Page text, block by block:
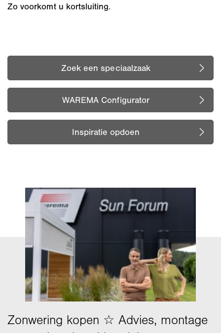
Zo voorkomt u kortsluiting.